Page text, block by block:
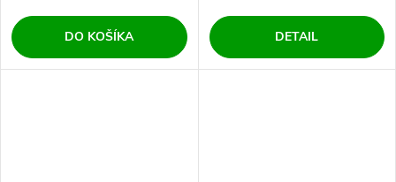
DO KOŠÍKA DETAIL